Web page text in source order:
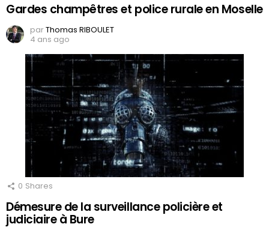
Gardes champêtres et police rurale en Moselle
parThomas RIBOULET
4 ans ago
0 Shares
Démesure de la surveillance policière et
judiciaire à Bure